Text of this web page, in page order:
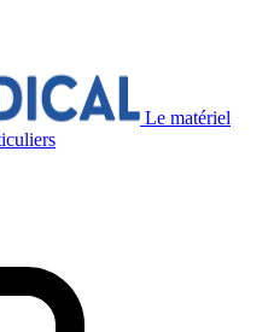
Le matériel